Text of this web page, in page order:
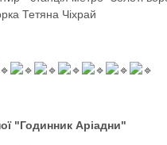
Тетяна Чіхрай
"Годинник Аріадни"